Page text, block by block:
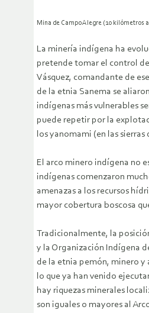
Mina de Campo Alegre (10 kilómetros
La minería indígena ha
pretende tomar el control de
Vásquez, comandante de
de la etnia Sanema se
indígenas más vulnerables
puede repetir por la
los yanomami (en las
El arco minero indígena no
indígenas comenzaron
amenazas a los recursos
mayor cobertura boscosa
Tradicionalmente, la
y la Organización Indígena
de la etnia pemón, minero y
lo que ya han venido
hay riquezas minerales
son iguales o mayores al